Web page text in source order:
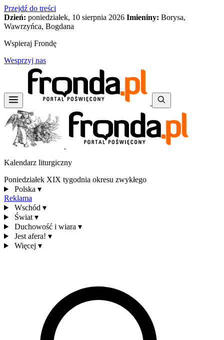
Przejdź do treści
Dzień: poniedziałek, 10 sierpnia 2026 Imieniny: Borysa,
Wawrzyńca, Bogdana
Wspieraj Frondę
Wesprzyj nas
Kalendarz liturgiczny
Poniedziałek XIX tygodnia okresu zwykłego
Polska ▾
Reklama
Wschód ▾
Świat ▾
Duchowość i wiara ▾
Jest afera! ▾
Więcej ▾